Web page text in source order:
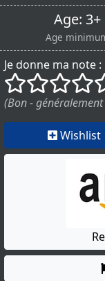
Age: 3+
Age
Je donne ma note :
()
() () ()
(Bon -
Wishlist